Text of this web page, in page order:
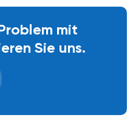
mit
Sie uns.